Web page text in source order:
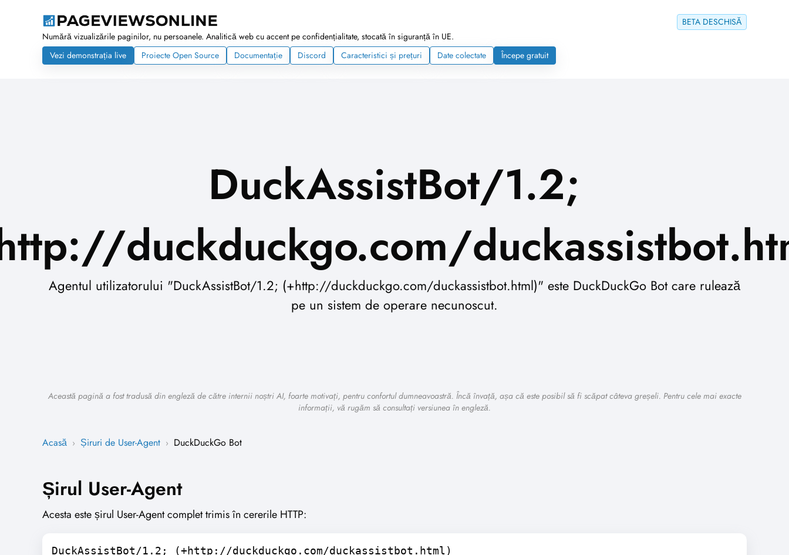
BETA DESCHISĂ
Numără vizualizările paginilor, nu persoanele. Analitică web cu accent pe confidențialitate, stocată în siguranță în UE.
Vezi demonstrația live
Proiecte Open Source Documentație Discord Caracteristici și prețuri Date colectate Începe gratuit
DuckAssistBot/1.2;
duckduckgo.com/
Agentul utilizatorului "DuckAssistBot/1.2; (+http://duckduckgo.com/duckassistbot.html)" este DuckDuckGo Bot care rulează
pe un sistem de operare necunoscut.
Această pagină a fost tradusă din engleză de către internii noștri AI, foarte motivați, pentru confortul dumneavoastră. Încă învață, așa că este posibil să fi scăpat câteva greșeli. Pentru cele mai exacte
informații, vă rugăm să consultați versiunea în engleză.
Acasă › Șiruri de User-Agent › DuckDuckGo Bot
Șirul User-Agent
Acesta este șirul User-Agent complet trimis în cererile HTTP:
DuckAssistBot/1.2; (+http://duckduckgo.com/duckassistbot.html)